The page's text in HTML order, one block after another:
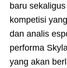
baru
kompetisi
dan analis
performa
yang akan